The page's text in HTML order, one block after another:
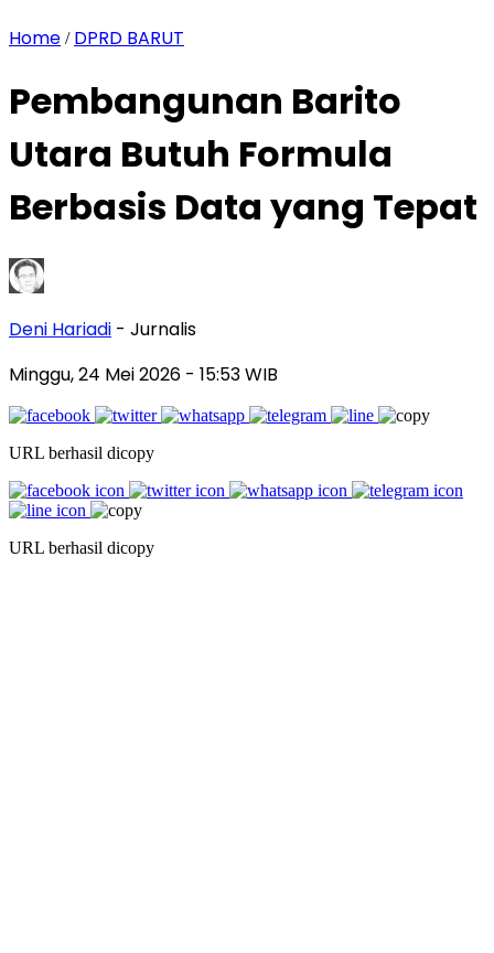
Home / DPRD BARUT
Pembangunan Barito
Utara Butuh Formula
Berbasis Data yang Tepat
Deni Hariadi - Jurnalis
Minggu, 24 Mei 2026 - 15:53 WIB
URL berhasil dicopy
URL berhasil dicopy